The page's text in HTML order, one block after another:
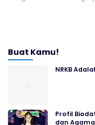
Buat Kamu!
NRKB
Profil
dan